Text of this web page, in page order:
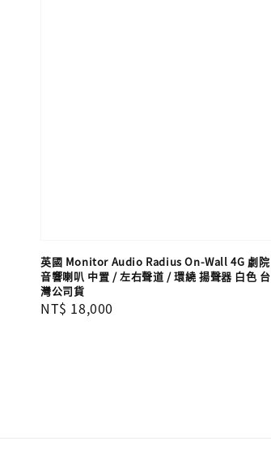
英國 Monitor Audio Radius On-Wall 4G 劇院
音響喇叭 中置 / 左右聲道 / 環繞 揚聲器 白色 台
灣公司貨
Regular
NT$ 18,000